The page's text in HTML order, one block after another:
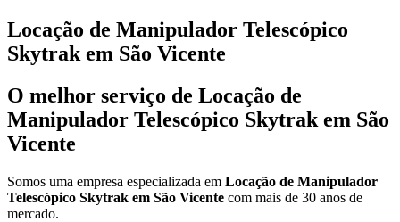
Locação de Manipulador Telescópico
Skytrak em São Vicente
O melhor serviço de Locação de
Manipulador Telescópico Skytrak em São
Vicente
Somos uma empresa especializada em Locação de Manipulador
Telescópico Skytrak em São Vicente com mais de 30 anos de
mercado.